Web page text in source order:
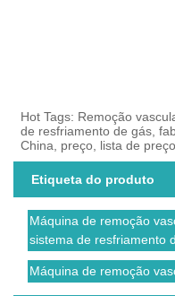
Hot Tags: Remoção
de resfriamento de gás,
China, preço, lista de
Etiqueta do produto
Máquina de remoção
sistema de resfriamento
Máquina de remoção